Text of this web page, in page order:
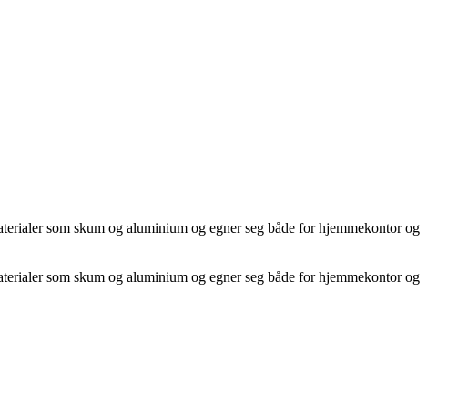
som skum og aluminium og egner seg både for hjemmekontor og
som skum og aluminium og egner seg både for hjemmekontor og